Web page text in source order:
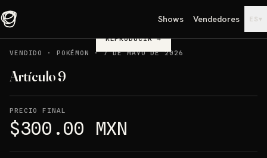
Shows Vendedores ES ▾
REPRODUCIR→
VENDIDO
· POKÉMON ·7 DE MAYO DE 2026
Artículo 9
PRECIO FINAL
$300.00 MXN